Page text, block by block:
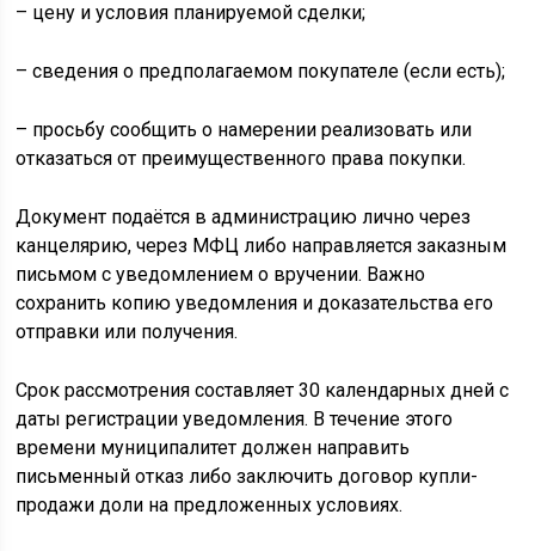
– цену и условия планируемой сделки;
– сведения о предполагаемом покупателе (если есть);
– просьбу сообщить о намерении реализовать или
отказаться от преимущественного права покупки.
Документ подаётся в администрацию лично через
канцелярию, через МФЦ либо направляется заказным
письмом с уведомлением о вручении. Важно
сохранить копию уведомления и доказательства его
отправки или получения.
Срок рассмотрения составляет 30 календарных дней с
даты регистрации уведомления. В течение этого
времени муниципалитет должен направить
письменный отказ либо заключить договор купли-
продажи доли на предложенных условиях.